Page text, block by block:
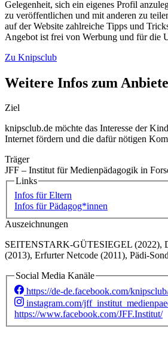
Gelegenheit, sich ein eigenes Profil
zu veröffentlichen und mit anderen zu
auf der Website zahlreiche Tipps und
Angebot ist frei von Werbung und für die
Zu Knipsclub
Weitere Infos zum
Ziel
knipsclub.de möchte das Interesse der
Internet fördern und die dafür nötigen
Träger
JFF – Institut für Medienpädagogik in
Links
Infos für Eltern
Infos für Pädagog*innen
Auszeichnungen
SEITENSTARK-GÜTESIEGEL (2022),
(2013), Erfurter Netcode (2011), Pädi-
Social Media Kanäle
https://de-de.facebook.com/
instagram.com/
https://www.facebook.com/JFF.Institut/